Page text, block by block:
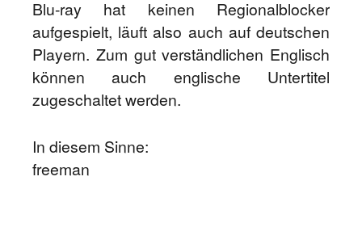
Blu-ray hat keinen Regionalblocker
aufgespielt, läuft also auch auf deutschen
Playern. Zum gut verständlichen Englisch
können auch englische Untertitel
zugeschaltet werden.
In diesem Sinne:
freeman